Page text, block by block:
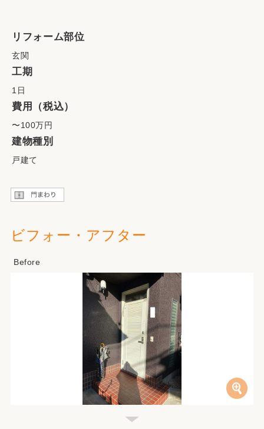
リフォーム部位
玄関
工期
1日
費用（税込）
〜100万円
建物種別
戸建て
ビフォー・アフター